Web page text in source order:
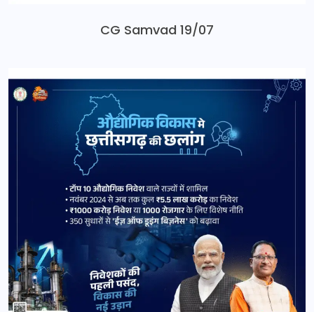
CG Samvad 19/07